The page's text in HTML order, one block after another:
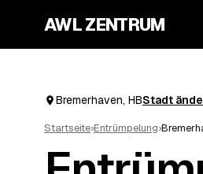
AWL ZENTRUM
Bremerhaven, HBStadt
Startseite›Entrümpelung›